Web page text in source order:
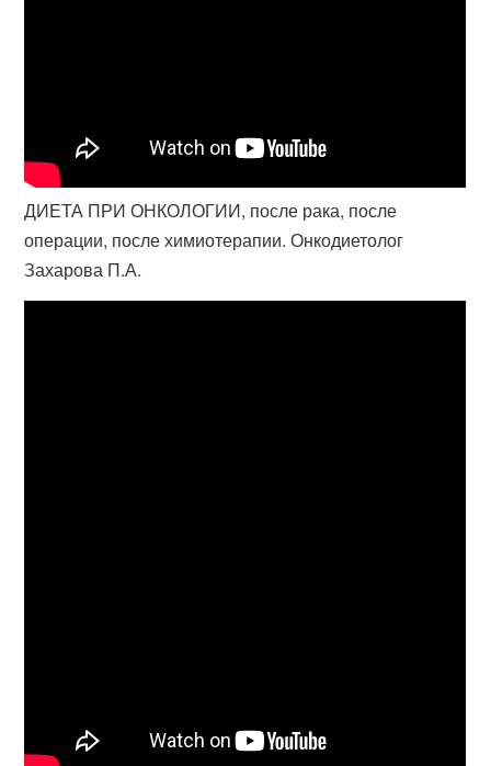
ДИЕТА ПРИ ОНКОЛОГИИ, после рака, после
операции, после химиотерапии. Онкодиетолог
Захарова П.А.